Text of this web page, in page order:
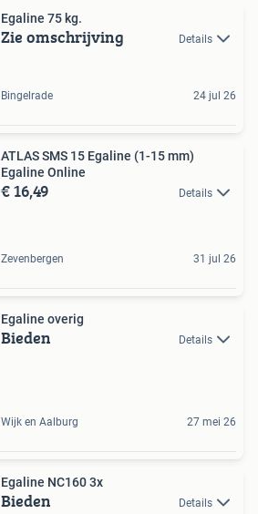
Egaline 75 kg.
Zie omschrijving Details
Bingelrade 24 jul 26
ATLAS SMS 15 Egaline (1-15 mm)
Egaline Online
€ 16,49 Details
Zevenbergen 31 jul 26
Egaline overig
Bieden Details
Wijk en Aalburg 27 mei 26
Egaline NC160 3x
Bieden Details